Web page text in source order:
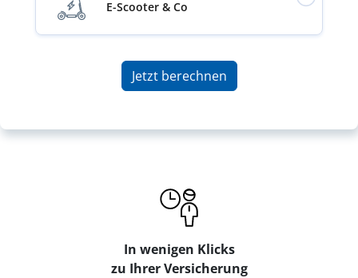
E-Scooter & Co
Jetzt berechnen
In wenigen Klicks
zu Ihrer Versicherung